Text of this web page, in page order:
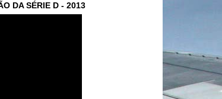
DA SÉRIE D - 2013